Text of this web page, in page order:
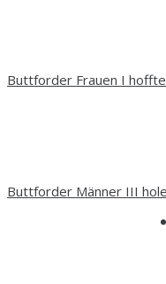
Buttforder Frauen I
Buttforder Männer III